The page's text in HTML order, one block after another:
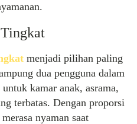
menjadi pilihan paling
dua pengguna dalam
kamar anak, asrama,
terbatas. Dengan proporsi
nyaman saat